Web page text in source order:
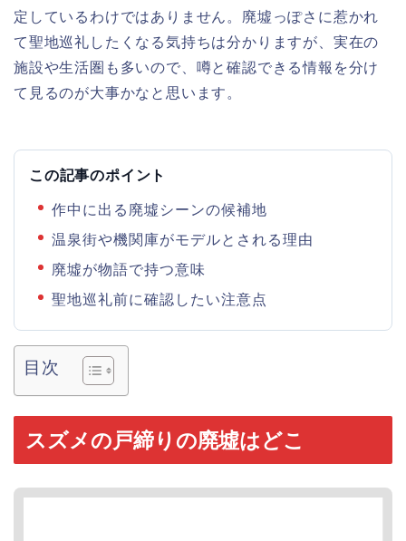
定しているわけではありません。廃墟っぽさに惹かれ
て聖地巡礼したくなる気持ちは分かりますが、実在の
施設や生活圏も多いので、噂と確認できる情報を分け
て見るのが大事かなと思います。
この記事のポイント
作中に出る廃墟シーンの候補地
温泉街や機関庫がモデルとされる理由
廃墟が物語で持つ意味
聖地巡礼前に確認したい注意点
目次
スズメの戸締りの廃墟はどこ